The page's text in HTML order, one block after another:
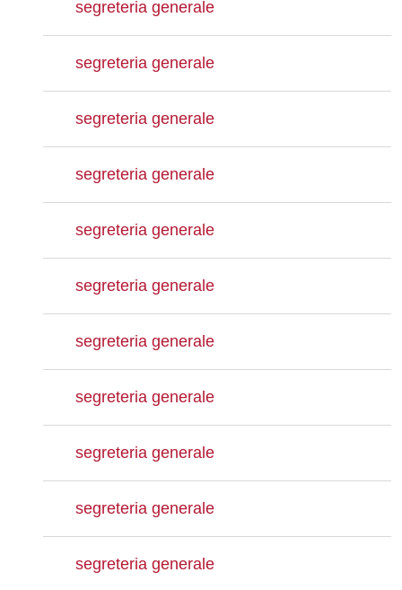
segreteria generale
segreteria generale
segreteria generale
segreteria generale
segreteria generale
segreteria generale
segreteria generale
segreteria generale
segreteria generale
segreteria generale
segreteria generale